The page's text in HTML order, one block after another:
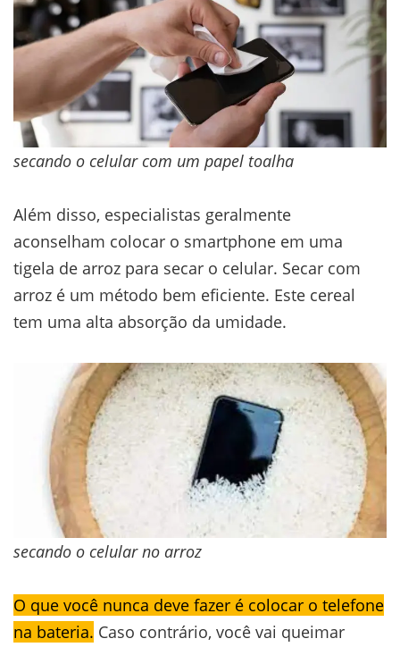
secando o celular com um papel toalha
Além disso, especialistas geralmente
aconselham colocar o smartphone em uma
tigela de arroz para secar o celular. Secar com
arroz é um método bem eficiente. Este cereal
tem uma alta absorção da umidade.
secando o celular no arroz
O que você nunca deve fazer é colocar o telefone
na bateria. Caso contrário, você vai queimar